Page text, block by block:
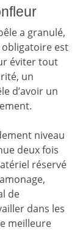
a granulé,
est
éviter tout
un
d’avoir un
niveau
deux fois
réservé
de
dans les
meilleure